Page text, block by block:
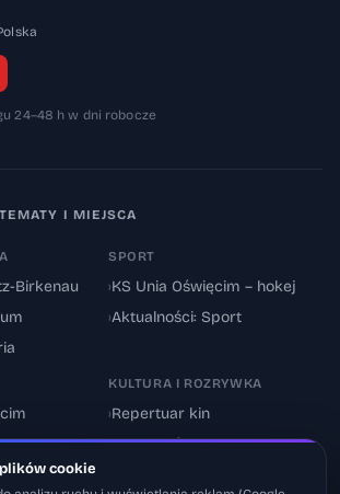
600
24–48 h w dni robocze
I MIEJSCA
Birkenau
SPORT
›KS Unia Oświęcim – hokej
›Aktualności: Sport
KULTURA I ROZRYWKA
›Repertuar kin
›Aktualności: Kultura
cookie